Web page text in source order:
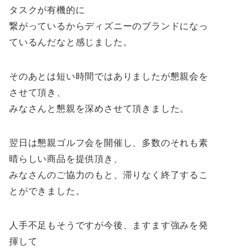
タスクが有機的に
繋がっているからディズニーのブランドになっ
ているんだなと感じました。
そのあとは短い時間ではありましたが懇親会を
させて頂き、
みなさんと懇親を深めさせて頂きました。
翌日は懇親ゴルフ会を開催し、多数のそれも素
晴らしい商品を提供頂き、
みなさんのご協力のもと、滞りなく終了するこ
とができました。
人手不足もそうですが今後、ますます強みを発
揮して